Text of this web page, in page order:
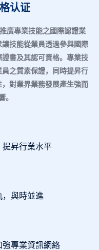
认证
廣專業技能之國際認證業
技能從業員透過參與國際
書及其認可資格。專業技
之質素保證，同時提昇行
對業界業務發展產生強而
。
提昇行業水平
，與時並進
專業資訊網絡